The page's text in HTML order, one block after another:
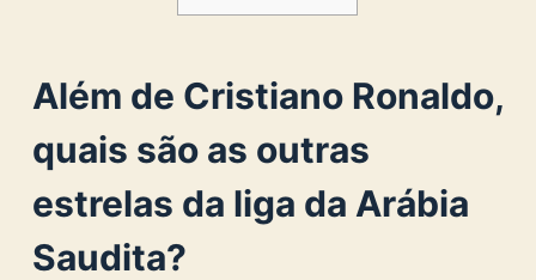
Além de Cristiano Ronaldo,
quais são as outras
estrelas da liga da Arábia
Saudita?